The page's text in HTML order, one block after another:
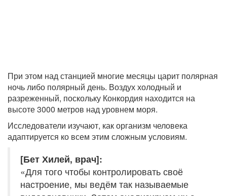
При этом над станцией многие месяцы царит полярная
ночь либо полярный день. Воздух холодный и
разреженный, поскольку Конкордия находится на
высоте 3000 метров над уровнем моря.
Исследователи изучают, как организм человека
адаптируется ко всем этим сложным условиям.
[Бет Хилей, врач]:
«Для того чтобы контролировать своё
настроение, мы ведём так называемые